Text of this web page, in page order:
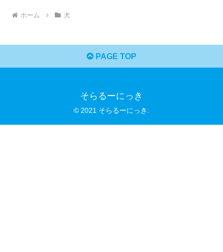
ホーム 犬
PAGE TOP
そらるーにっき
© 2021 そらるーにっき.